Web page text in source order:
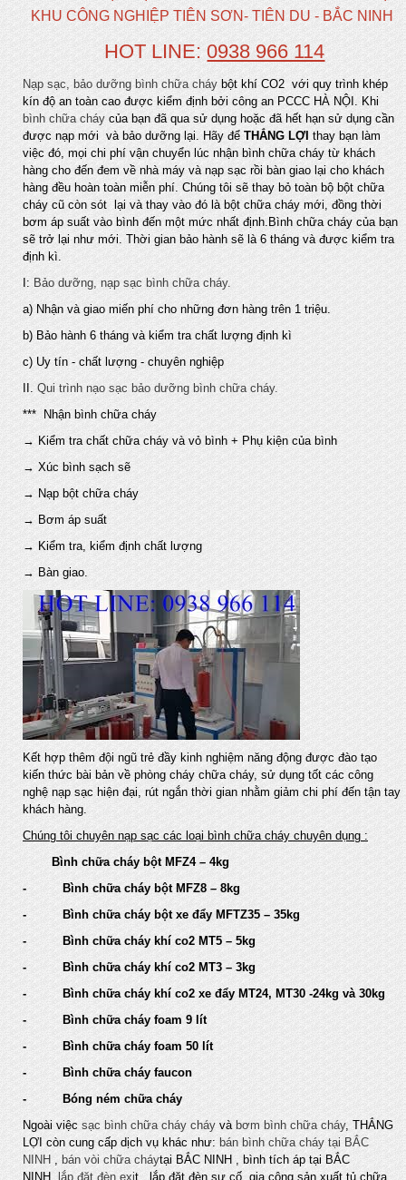
KHU CÔNG NGHIỆP TIÊN SƠN- TIÊN DU - BẮC NINH
HOT LINE:0938 966 114
Nạp sạc, bảo dưỡng bình chữa cháy bột khí CO2 với quy trình khép
kín độ an toàn cao được kiểm định bởi công an PCCC HÀ NỘI. Khi
bình chữa cháy của bạn đã qua sử dụng hoặc đã hết hạn sử dụng cần
được nạp mới và bảo dưỡng lại. Hãy để THẮNG LỢI thay bạn làm
việc đó, mọi chi phí vận chuyển lúc nhận bình chữa cháy từ khách
hàng cho đến đem về nhà máy và nạp sạc rồi bàn giao lại cho khách
hàng đều hoàn toàn miễn phí. Chúng tôi sẽ thay bỏ toàn bộ bột chữa
cháy cũ còn sót lại và thay vào đó là bột chữa cháy mới, đồng thời
bơm áp suất vào bình đến một mức nhất định.Bình chữa cháy của bạn
sẽ trở lại như mới. Thời gian bảo hành sẽ là 6 tháng và được kiểm tra
định kì.
I: Bảo dưỡng, nạp sạc bình chữa cháy.
a) Nhận và giao miến phí cho những đơn hàng trên 1 triệu.
b) Bảo hành 6 tháng và kiểm tra chất lượng định kì
c) Uy tín - chất lượng - chuyên nghiệp
II. Qui trình nạo sạc bảo dưỡng bình chữa cháy.
*** Nhận bình chữa cháy
→ Kiểm tra chất chữa cháy và vỏ bình + Phụ kiện của bình
→ Xúc bình sạch sẽ
→ Nạp bột chữa cháy
→ Bơm áp suất
→ Kiểm tra, kiểm định chất lượng
→ Bàn giao.
Kết hợp thêm đội ngũ trẻ đầy kinh nghiệm năng động được đào tạo
kiến thức bài bản về phòng cháy chữa cháy, sử dụng tốt các công
nghệ nạp sạc hiện đại, rút ngắn thời gian nhằm giảm chi phí đến tận tay
khách hàng.
Chúng tôi chuyên nạp sạc các loại bình chữa cháy chuyên dụng :
Bình chữa cháy bột MFZ4 – 4kg
- Bình chữa cháy bột MFZ8 – 8kg
- Bình chữa cháy bột xe đẩy MFTZ35 – 35kg
- Bình chữa cháy khí co2 MT5 – 5kg
- Bình chữa cháy khí co2 MT3 – 3kg
- Bình chữa cháy khí co2 xe đẩy MT24, MT30 -24kg và 30kg
- Bình chữa cháy foam 9 lít
- Bình chữa cháy foam 50 lít
- Bình chữa cháy faucon
- Bóng ném chữa cháy
Ngoài việc sạc bình chữa cháy cháy và bơm bình chữa cháy, THẮNG
LỢI còn cung cấp dịch vụ khác như: bán bình chữa cháy tại BẮC
NINH
bán vòi chữa cháytại BẮC NINH , bình tích áp tại BẮC
NINH, lắp đặt đèn exit , lắp đặt đèn sự cố, gia công sản xuất tủ chữa